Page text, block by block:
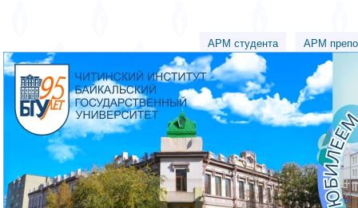
АРМ студента АРМ